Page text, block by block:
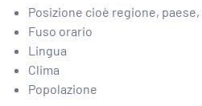
Posizione cioè regione,
Fuso orario
Lingua
Clima
Popolazione